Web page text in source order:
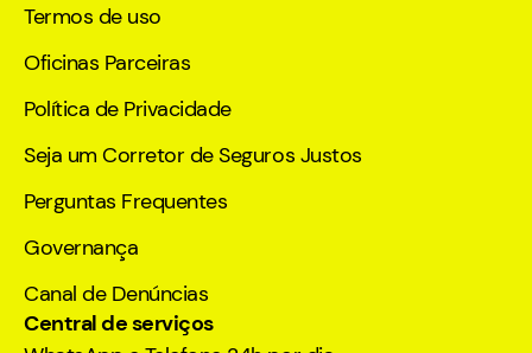
Termos de uso
Oficinas Parceiras
Política de Privacidade
Seja um Corretor de Seguros Justos
Perguntas Frequentes
Governança
Canal de Denúncias
Central de serviços